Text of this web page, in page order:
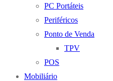
PC Portáteis
Periféricos
Ponto de Venda
TPV
POS
Mobiliário